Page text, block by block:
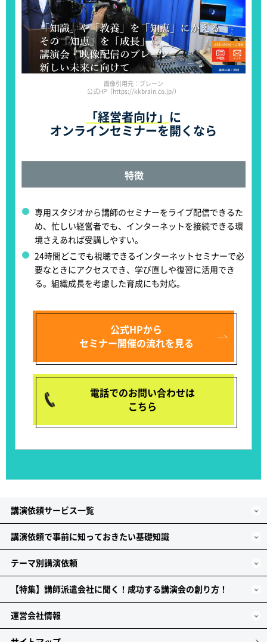
画像引用元：ブレーン
公式HP（https://kkbrain.co.jp/）
「経営者向け」 に
オンラインセミナーを開くなら
特徴
専用スタジオから講師のセミナーをライブ配信できるた
め、忙しい経営者でも、インターネットを接続できる環
境さえあれば受講しやすい。
24時間どこでも視聴できるインターネットセミナーで必
要なときにアクセスでき、学び直しや復習に活用でき
る。組織成長を考慮した育成にも対応。
公式HPから
セミナー開催の流れを見る
電話でのお問い合わせは
こちら
講演依頼サービス一覧
講演依頼で事前に知っておきたい基礎知識
テーマ別講演依頼
【特集】講師派遣会社に聞く！成功する講演会の創り方！
運営会社情報